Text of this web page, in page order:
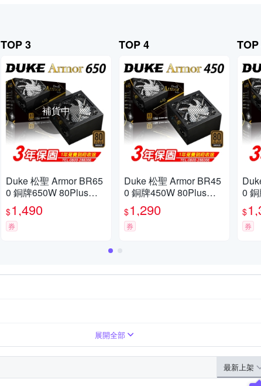
TOP 3
補貨中
Duke 松聖 Armor BR65
0 銅牌650W 80Plus電
源供應器
$1,490
券
TOP 4
Duke 松聖 Armor BR45
0 銅牌450W 80Plus電
源供應器
$1,290
券
0
源
$
券
展開全部
最新上架